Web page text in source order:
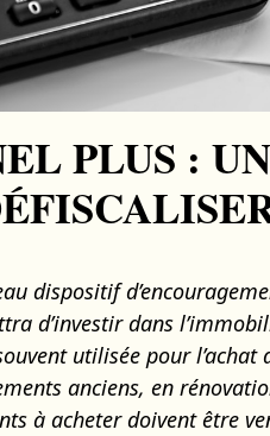
PLUS :
dispositif
d’investir dans
utilisée pour
anciens, en
à acheter doivent être